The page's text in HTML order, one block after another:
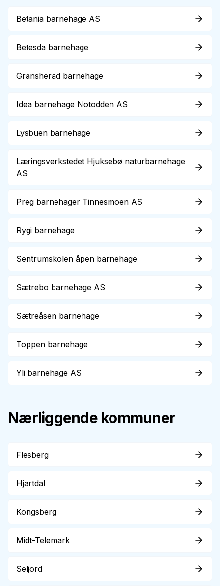
Betania barnehage AS
Betesda barnehage
Gransherad barnehage
Idea barnehage Notodden AS
Lysbuen barnehage
Læringsverkstedet Hjuksebø naturbarnehage
AS
Preg barnehager Tinnesmoen AS
Rygi barnehage
Sentrumskolen åpen barnehage
Sætrebo barnehage AS
Sætreåsen barnehage
Toppen barnehage
Yli barnehage AS
Nærliggende kommuner
Flesberg
Hjartdal
Kongsberg
Midt-Telemark
Seljord